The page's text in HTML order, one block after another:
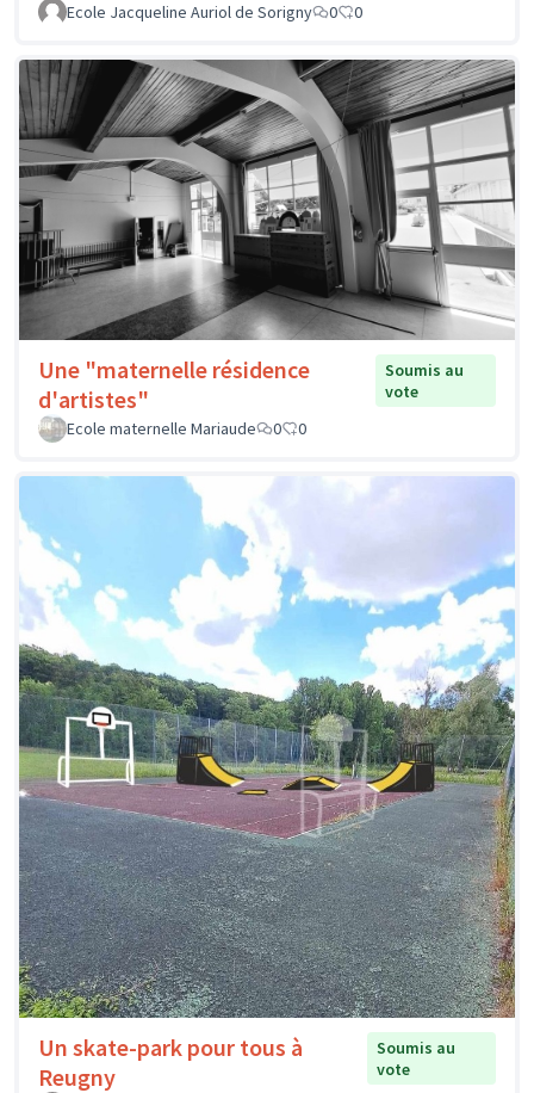
Ecole Jacqueline Auriol de Sorigny
0 0
Une "maternelle résidence
d'artistes"
Soumis au
vote
Ecole maternelle Mariaude
0 0
Un skate-park pour tous à
Reugny
Soumis au
vote